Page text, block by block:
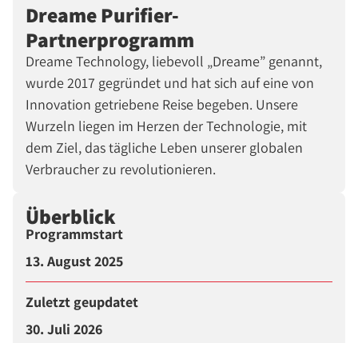
Dreame Purifier-
Partnerprogramm
Dreame Technology, liebevoll „Dreame” genannt,
wurde 2017 gegründet und hat sich auf eine von
Innovation getriebene Reise begeben. Unsere
Wurzeln liegen im Herzen der Technologie, mit
dem Ziel, das tägliche Leben unserer globalen
Verbraucher zu revolutionieren.
Überblick
Programmstart
13. August 2025
Zuletzt geupdatet
30. Juli 2026